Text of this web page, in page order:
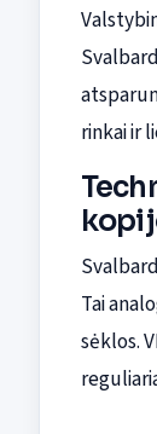
rinkai ir
Tai
sėklos.